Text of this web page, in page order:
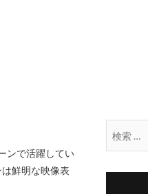
ンで活躍してい
鮮明な映像表